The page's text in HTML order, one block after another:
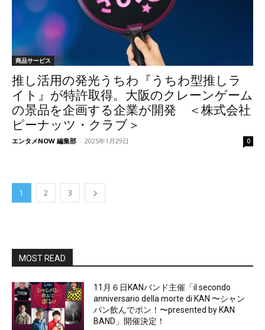
商品サービス
推し活用の発光うちわ『うちわ型推しラ
イト』が特許取得。大阪のクレーンゲーム
の景品を企画する企業が開発 ＜株式会社
ピーナッツ・クラブ＞
エンタメNOW 編集部 - 2025年1月29日 0
1 2 3
MOST READ
11月６日KANバンド主催「il secondo
anniversario della morte di KAN 〜シャン
パン飲んでポン！〜presented by KAN
BAND」開催決定！